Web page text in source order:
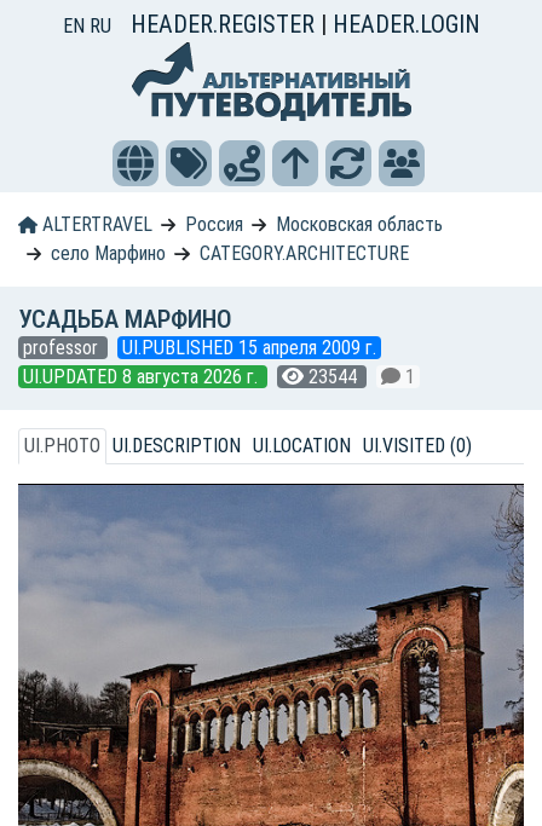
EN RU HEADER.REGISTER | HEADER.LOGIN
ALTERTRAVEL Россия
Московская область
село Марфино
CATEGORY.ARCHITECTURE
УСАДЬБА МАРФИНО
professor
UI.PUBLISHED 15 апреля 2009 г.
UI.UPDATED 8 августа 2026 г.
23544 1
UI.PHOTO UI.DESCRIPTION UI.LOCATION UI.VISITED (0)